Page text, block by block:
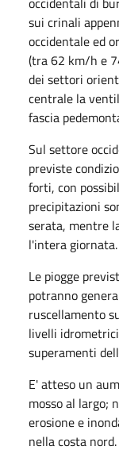
sui crinali
occidentale ed
(tra 62 km/h e
dei settori
centrale la
fascia
Sul settore
previste
forti, con
precipitazioni
serata, mentre
l'intera giornata.
Le piogge
potranno
ruscellamento
livelli idrometrici
superamenti
E' atteso un
mosso al largo;
erosione e
nella costa nord.